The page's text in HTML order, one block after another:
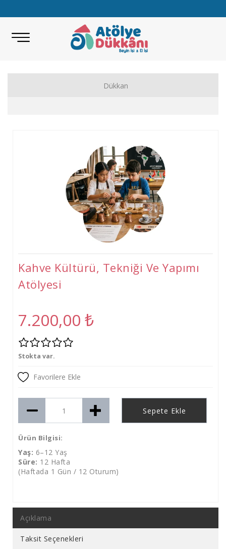
Dükkan
Atölyeler
Gelişim Atölyeleri (2-6 Yaş)
Kahve Kültürü, Tekniği Ve Yapımı
Atölyesi
7.200,00 ₺
Stokta var.
Favorilere Ekle
Sepete Ekle
Ürün Bilgisi:
Yaş: 6–12 Yaş
Süre: 12 Hafta
(Haftada 1 Gün / 12 Oturum)
Açıklama
Taksit Seçenekleri